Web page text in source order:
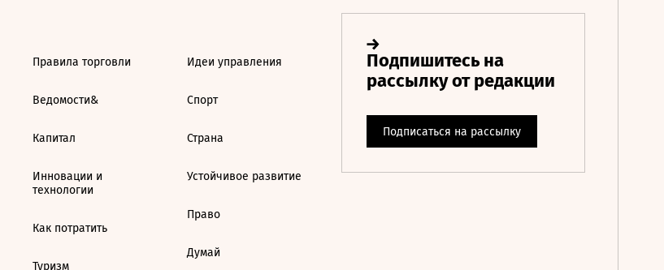
Правила торговли
Ведомости&
Капитал
Инновации и
технологии
Как потратить
Туризм
Идеи управления
Спорт
Страна
Устойчивое развитие
Право
Думай